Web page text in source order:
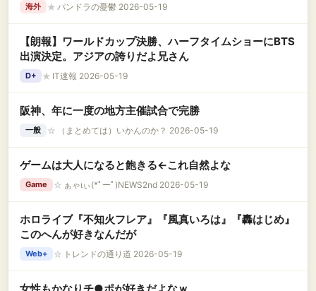
海外 ★ パンドラの憂鬱 2026-05-19
【朗報】ワールドカップ決勝、ハーフタイムショーにBTS
出演決定。アジアの誇りだよ兄さん
D+ ★ IT速報 2026-05-19
阪神、年に一度の地方主催試合で完勝
一般 ☆ （まとめては）いかんのか？ 2026-05-19
ゲームは大人になると飽きる←これ自然よな
Game ☆ ぁゃιぃ(*ﾟーﾟ)NEWS2nd 2026-05-19
ホロライブ『不知火フレア』『風真いろは』『轟はじめ』
このへんが好きなんだが
Web+ ☆ トレンドの通り道 2026-05-19